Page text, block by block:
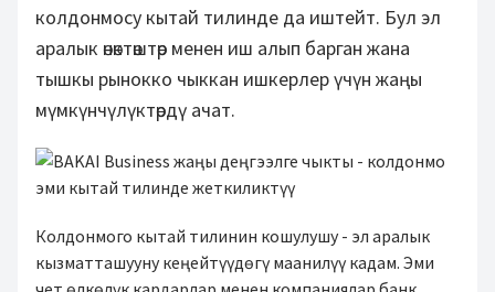
колдонмосу кытай тилинде да иштейт. Бул эл
аралык өнөктөштөр менен иш алып барган жана
тышкы рынокко чыккан ишкерлер үчүн жаңы
мүмкүнчүлүктөрдү ачат.
Колдонмого кытай тилинин кошулушу - эл аралык
кызматташууну кеңейтүүдөгү маанилүү кадам. Эми